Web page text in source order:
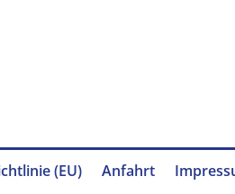
(EU) Anfahrt